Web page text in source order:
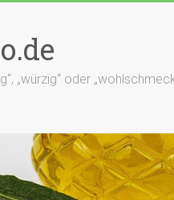
„würzig“ oder